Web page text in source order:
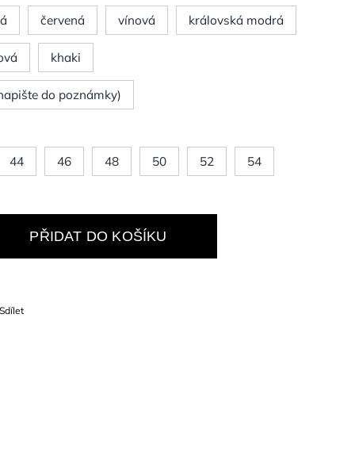
červená vínová královská modrá
khaki
do poznámky)
44 46 48 50 52 54
PŘIDAT DO KOŠÍKU
Sdílet